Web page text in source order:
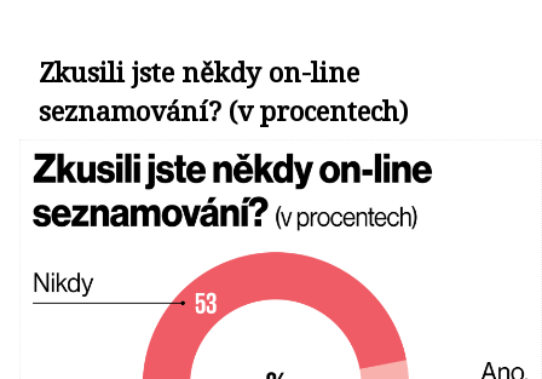
Zkusili jste někdy on-line
seznamování? (v procentech)